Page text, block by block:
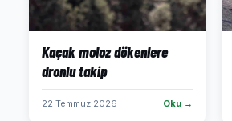
Kaçak moloz dökenlere
dronlu takip
22 Temmuz 2026 Oku →